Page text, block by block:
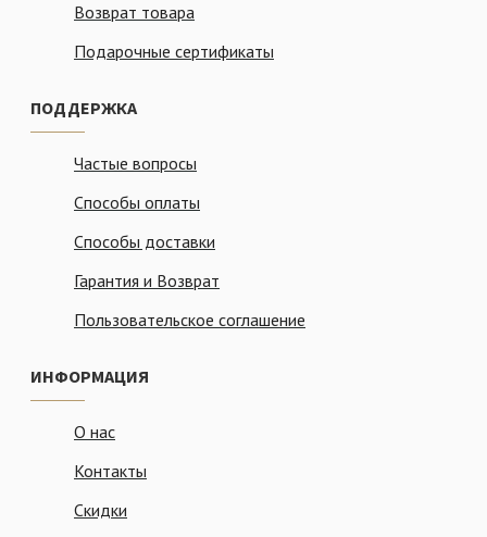
Возврат товара
Подарочные сертификаты
ПОДДЕРЖКА
Частые вопросы
Способы оплаты
Способы доставки
Гарантия и Возврат
Пользовательское соглашение
ИНФОРМАЦИЯ
О нас
Контакты
Скидки